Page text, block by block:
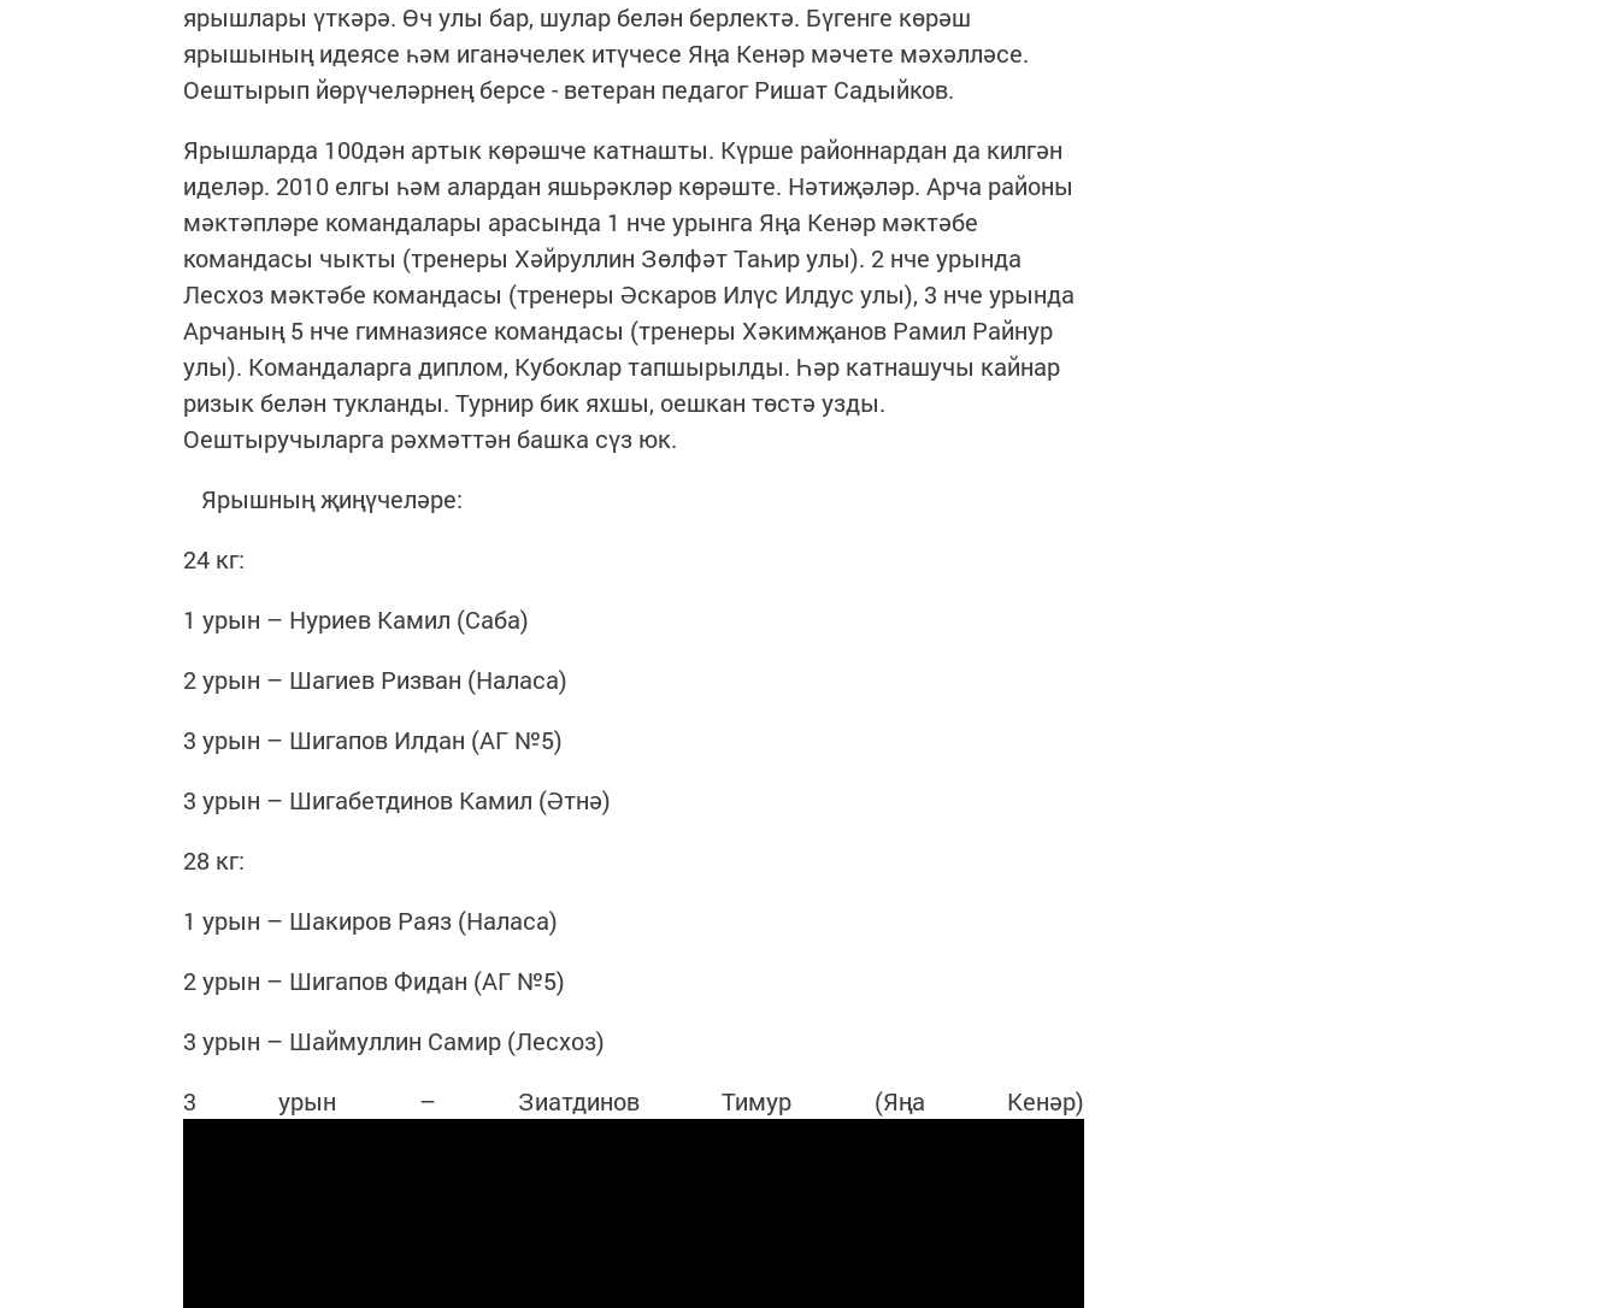
ярышлары үткәрә. Өч улы бар, шулар белән берлектә. Бүгенге көрәш
ярышының идеясе һәм иганәчелек итүчесе Яңа Кенәр мәчете мәхәлләсе.
Оештырып йөрүчеләрнең берсе - ветеран педагог Ришат Садыйков.
Ярышларда 100дән артык көрәшче катнашты. Күрше районнардан да килгән
иделәр. 2010 елгы һәм алардан яшьрәкләр көрәште. Нәтиҗәләр. Арча районы
мәктәпләре командалары арасында 1 нче урынга Яңа Кенәр мәктәбе
командасы чыкты (тренеры Хәйруллин Зөлфәт Таһир улы). 2 нче урында
Лесхоз мәктәбе командасы (тренеры Әскаров Илүс Илдус улы), 3 нче урында
Арчаның 5 нче гимназиясе командасы (тренеры Хәкимҗанов Рамил Райнур
улы). Командаларга диплом, Кубоклар тапшырылды. Һәр катнашучы кайнар
ризык белән тукланды. Турнир бик яхшы, оешкан төстә узды.
Оештыручыларга рәхмәттән башка сүз юк.
Ярышның җиңүчеләре:
24 кг:
1 урын – Нуриев Камил (Саба)
2 урын – Шагиев Ризван (Наласа)
3 урын – Шигапов Илдан (АГ №5)
3 урын – Шигабетдинов Камил (Әтнә)
28 кг:
1 урын – Шакиров Раяз (Наласа)
2 урын – Шигапов Фидан (АГ №5)
3 урын – Шаймуллин Самир (Лесхоз)
3 урын – Зиатдинов Тимур (Яңа Кенәр)